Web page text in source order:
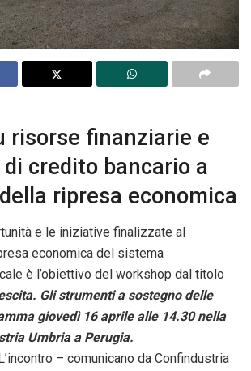
risorse finanziarie e
credito bancario a
ripresa economica
e le iniziative finalizzate al
economica del sistema
è l’obiettivo del workshop dal titolo
Gli strumenti a sostegno delle
giovedì 16 aprile alle 14.30 nella
Umbria a Perugia.
– comunicano da Confindustria